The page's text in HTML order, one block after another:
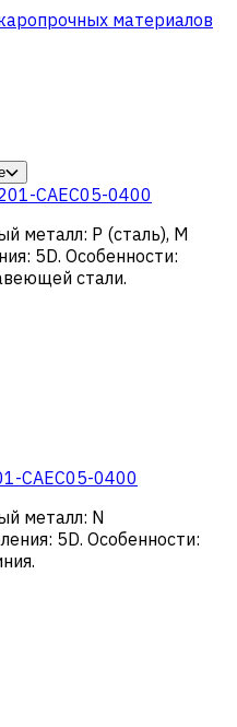
материалов
CAEC05-0400
металл: Р (сталь), M
: 5D. Особенности:
стали.
CAEC05-0400
металл: N
: 5D. Особенности:
.